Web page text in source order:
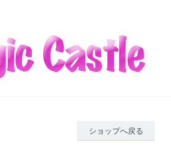
ショップへ戻る